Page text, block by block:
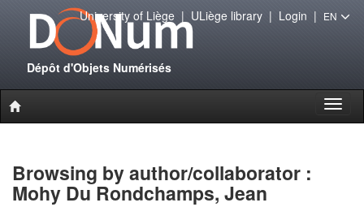
Dépôt d'Objets Numérisés
University of Liège| ULiège library| Login | EN
Browsing by author/collaborator :
Mohy Du Rondchamps, Jean